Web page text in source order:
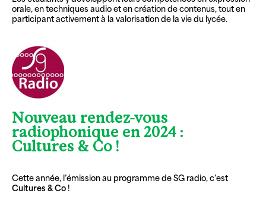
orale, en techniques audio et en création de contenus, tout en
participant activement à la valorisation de la vie du lycée.
Nouveau rendez-vous
radiophonique en 2024 :
Cultures & Co !
Cette année, l’émission au programme de SG radio, c’est
Cultures & Co !